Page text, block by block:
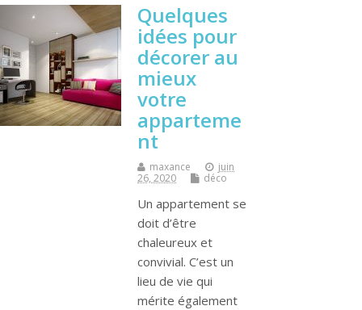
Quelques
idées pour
décorer au
mieux
votre
apparteme
nt
maxance
juin
26, 2020
déco
Un appartement se
doit d’être
chaleureux et
convivial. C’est un
lieu de vie qui
mérite également